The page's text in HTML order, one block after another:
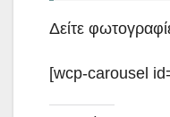
Δείτε
[wcp-carousel